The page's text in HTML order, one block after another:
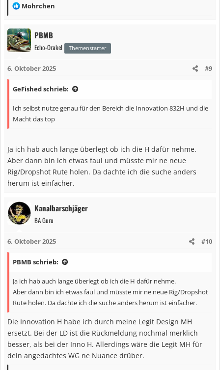
R
a
k
t
o
e
Mohrchen
PBMB
Echo-Orakel Themenstarter
6. Oktober 2025 #9
GeFished schrieb:
Ich selbst nutze genau für den Bereich die Innovation 832H und die
Macht das top
Ja ich hab auch lange überlegt ob ich die H dafür nehme.
Aber dann bin ich etwas faul und müsste mir ne neue
Rig/Dropshot Rute holen. Da dachte ich die suche anders
herum ist einfacher.
Kanalbarschjäger
BA Guru
6. Oktober 2025 #10
PBMB schrieb:
Ja ich hab auch lange überlegt ob ich die H dafür nehme.
Aber dann bin ich etwas faul und müsste mir ne neue Rig/Dropshot
Rute holen. Da dachte ich die suche anders herum ist einfacher.
Die Innovation H habe ich durch meine Legit Design MH
ersetzt. Bei der LD ist die Rückmeldung nochmal merklich
besser, als bei der Inno H. Allerdings wäre die Legit MH für
dein angedachtes WG ne Nuance drüber.